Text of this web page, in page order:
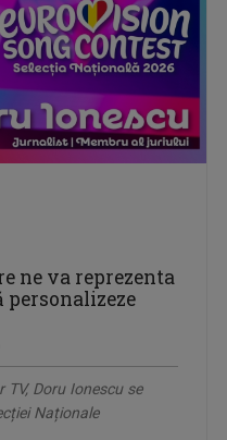
ne va reprezenta
personalizeze
Doru Ionescu se
Naționale